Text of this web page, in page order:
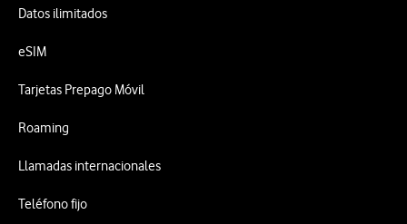
Datos ilimitados
eSIM
Tarjetas Prepago Móvil
Roaming
Llamadas internacionales
Teléfono fijo